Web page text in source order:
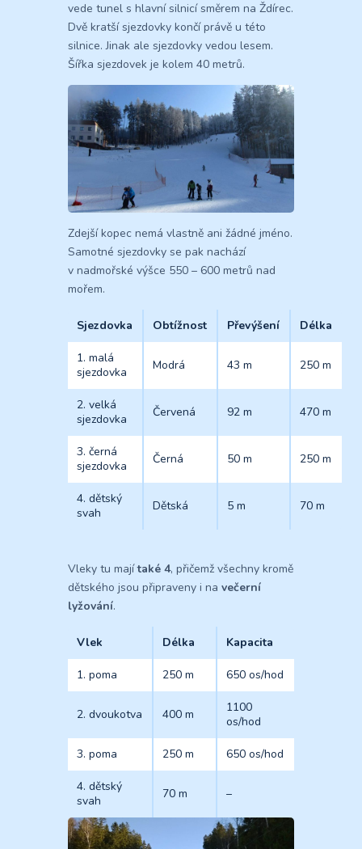
vede tunel s hlavní silnicí směrem na Ždírec.
Dvě kratší sjezdovky končí právě u této
silnice. Jinak ale sjezdovky vedou lesem.
Šířka sjezdovek je kolem 40 metrů.
Zdejší kopec nemá vlastně ani žádné jméno.
Samotné sjezdovky se pak nachází
v nadmořské výšce 550 – 600 metrů nad
mořem.
Sjezdovka Obtížnost Převýšení Délka
1. malá
sjezdovka
Modrá 43 m 250 m
2. velká
sjezdovka
Červená 92 m 470 m
3. černá
sjezdovka
Černá 50 m 250 m
4. dětský
svah
Dětská 5 m 70 m
Vleky tu majítaké 4, přičemž všechny kromě
dětského jsou připraveny i na večerní
lyžování.
Vlek Délka Kapacita
1. poma 250 m 650 os/hod
2. dvoukotva 400 m
1100
os/hod
3. poma 250 m 650 os/hod
4. dětský
svah
70 m –